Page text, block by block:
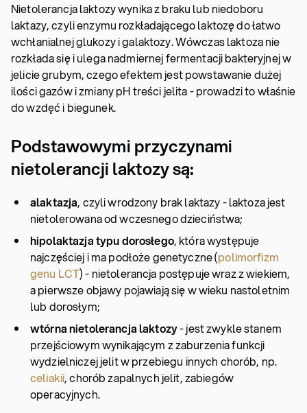
Nietolerancja laktozy wynika z braku lub niedoboru
laktazy, czyli enzymu rozkładającego laktozę do łatwo
wchłanialnej glukozy i galaktozy. Wówczas laktoza nie
rozkłada się i ulega nadmiernej fermentacji bakteryjnej w
jelicie grubym, czego efektem jest powstawanie dużej
ilości gazów i zmiany pH treści jelita - prowadzi to właśnie
do wzdęć i biegunek.
Podstawowymi przyczynami
nietolerancji laktozy są:
alaktazja, czyli wrodzony brak laktazy - laktoza jest
nietolerowana od wczesnego dzieciństwa;
hipolaktazja typu dorosłego, która występuje
najczęściej i ma podłoże genetyczne (polimorfizm
genu LCT) - nietolerancja postępuje wraz z wiekiem,
a pierwsze objawy pojawiają się w wieku nastoletnim
lub dorosłym;
wtórna nietolerancja laktozy- jest zwykle stanem
przejściowym wynikającym z zaburzenia funkcji
wydzielniczej jelit w przebiegu innych chorób, np.
celiakii, chorób zapalnych jelit, zabiegów
operacyjnych.